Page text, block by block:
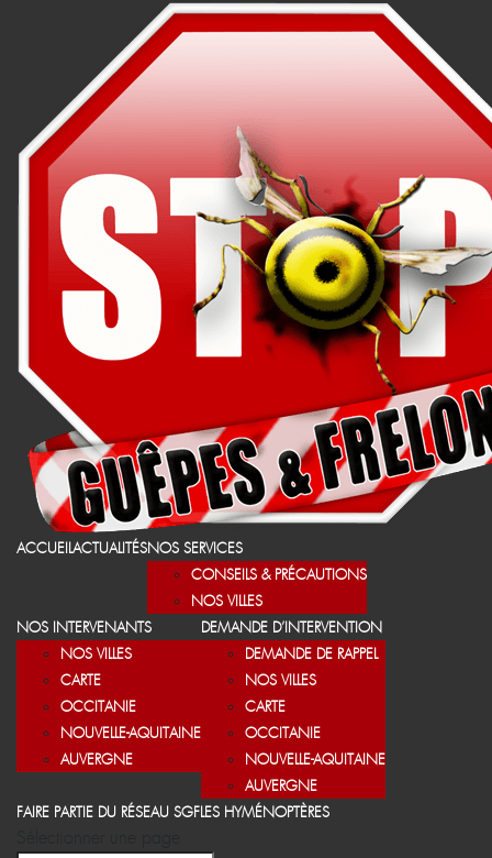
ACCUEILACTUALITÉSNOS SERVICES
CONSEILS & PRÉCAUTIONS
NOS VILLES
NOS INTERVENANTS
NOS VILLES
CARTE
OCCITANIE
NOUVELLE-AQUITAINE
AUVERGNE
DEMANDE D’INTERVENTION
DEMANDE DE RAPPEL
NOS VILLES
CARTE
OCCITANIE
NOUVELLE-AQUITAINE
AUVERGNE
FAIRE PARTIE DU RÉSEAU SGFLES HYMÉNOPTÈRES